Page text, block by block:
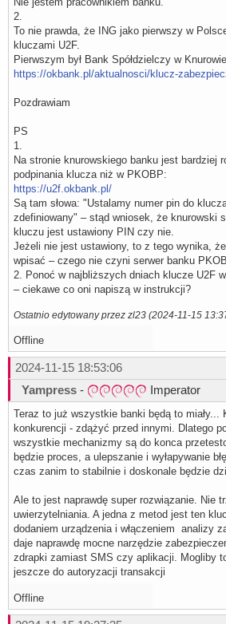
2.
To nie prawda, że ING jako pierwszy w
kluczami U2F.
Pierwszym był Bank Spółdzielczy w
https://okbank.pl/aktualnosci/klucz-
Pozdrawiam
PS
1.
Na stronie knurowskiego banku jest bardziej
podpinania klucza niż w PKOBP:
https://u2f.okbank.pl/
Są tam słowa: "Ustalamy numer pin do
zdefiniowany" – stąd wniosek, że knurowski
kluczu jest ustawiony PIN czy nie.
Jeżeli nie jest ustawiony, to z tego wynika,
wpisać – czego nie czyni serwer banku
2. Ponoć w najbliższych dniach klucze U2F
– ciekawe co oni napiszą w instrukcji?
Ostatnio edytowany przez zl23 (2024-11-15
Offline
2024-11-15 18:53:06
Yampress - Imperator
Teraz to już wszystkie banki będą to miały...
konkurencji - zdążyć przed innymi. Dlatego
wszystkie mechanizmy są do konca
będzie proces, a ulepszanie i wyłapywanie
czas zanim to stabilnie i doskonale będzie
Ale to jest naprawdę super rozwiązanie. Nie
uwierzytelniania. A jedna z metod jest ten
dodaniem urządzenia i włączeniem analizy
daje naprawdę mocne narzędzie
zdrapki zamiast SMS czy aplikacji. Mogliby
jeszcze do autoryzacji transakcji
Offline